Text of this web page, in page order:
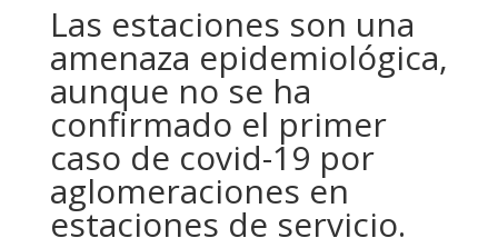
Las estaciones son una
amenaza epidemiológica,
aunque no se ha
confirmado el primer
caso de covid-19 por
aglomeraciones en
estaciones de servicio.